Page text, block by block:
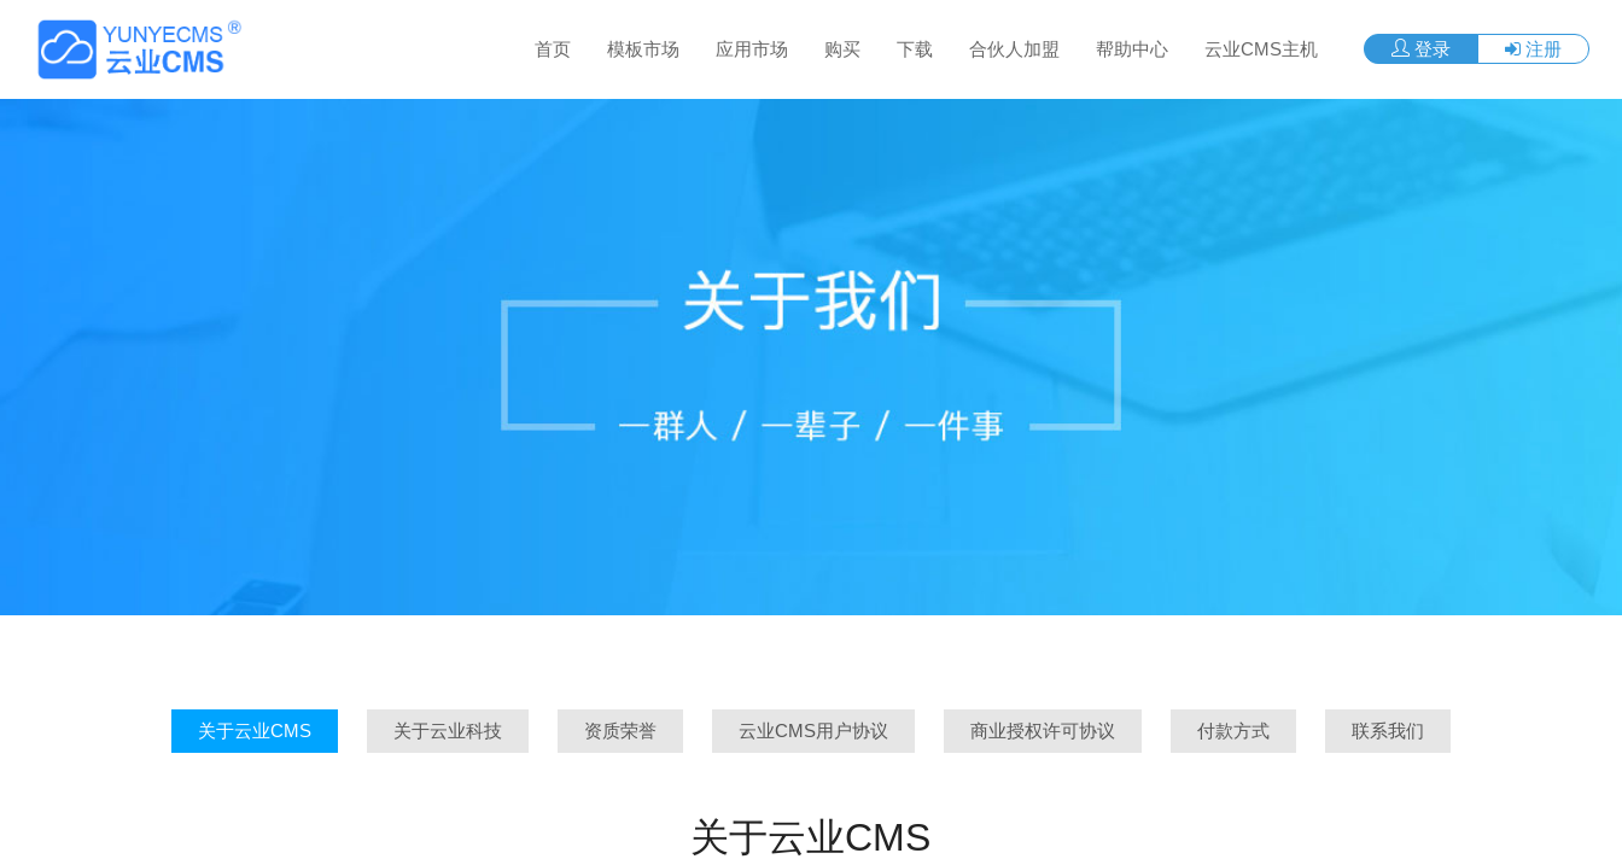
首页 模板市场 应用市场 购买 下载 合伙人加盟 帮助中心 云业CMS主机 登录 注册
关于云业CMS 关于云业科技 资质荣誉 云业CMS用户协议 商业授权许可协议 付款方式 联系我们
关于云业CMS